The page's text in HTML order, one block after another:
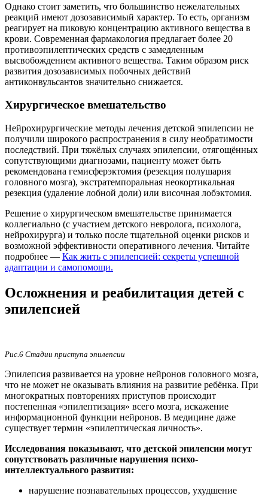
Однако стоит заметить, что большинство нежелательных
реакций имеют дозозависимый характер. То есть, организм
реагирует на пиковую концентрацию активного вещества в
крови. Современная фармакология предлагает более 20
противоэпилептических средств с замедленным
высвобождением активного вещества. Таким образом риск
развития дозозависимых побочных действий
антиконвульсантов значительно снижается.
Хирургическое вмешательство
Нейрохирургические методы лечения детской эпилепсии не
получили широкого распространения в силу необратимости
последствий. При тяжёлых случаях эпилепсии, отягощённых
сопутствующими диагнозами, пациенту может быть
рекомендована гемисферэктомия (резекция полушария
головного мозга), экстратемпоральная неокортикальная
резекция (удаление лобной доли) или височная лобэктомия.
Решение о хирургическом вмешательстве принимается
коллегиально (с участием детского невролога, психолога,
нейрохирурга) и только после тщательной оценки рисков и
возможной эффективности оперативного лечения. Читайте
подробнее — Как жить с эпилепсией: секреты успешной
адаптации и самопомощи.
Осложнения и реабилитация детей с
эпилепсией
Рис.6 Стадии приступа эпилепсии
Эпилепсия развивается на уровне нейронов головного мозга,
что не может не оказывать влияния на развитие ребёнка. При
многократных повторениях приступов происходит
постепенная «эпилептизация» всего мозга, искажение
информационной функции нейронов. В медицине даже
существует термин «эпилептическая личность».
Исследования показывают, что детской эпилепсии могут
сопутствовать различные нарушения психо-
интеллектуального развития:
нарушение познавательных процессов, ухудшение